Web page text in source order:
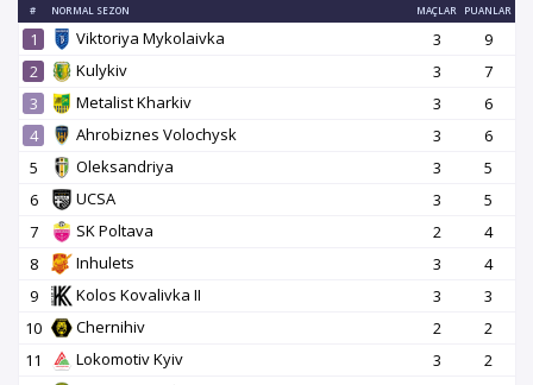
# NORMAL SEZON MAÇLAR PUANLAR
1 Viktoriya Mykolaivka 3
9
2
Kulykiv 3
7
3
Metalist Kharkiv 3
6
4
Ahrobiznes Volochysk 3
6
5
Oleksandriya 3
5
6
UCSA 3
5
7
SK Poltava 2
4
8
Inhulets 3
4
9
Kolos Kovalivka II 3
3
10
Chernihiv 2
2
11
Lokomotiv Kyiv 3
2